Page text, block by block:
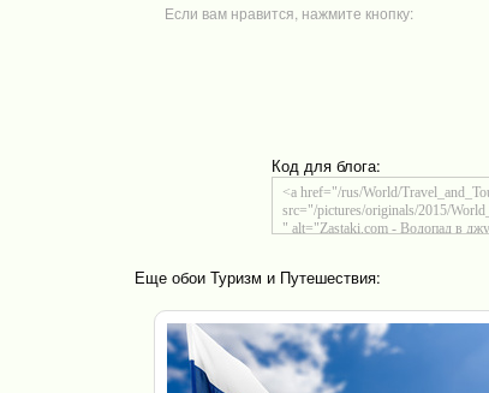
Если вам нравится, нажмите кнопку:
Код для блога:
Еще обои Туризм и Путешествия: